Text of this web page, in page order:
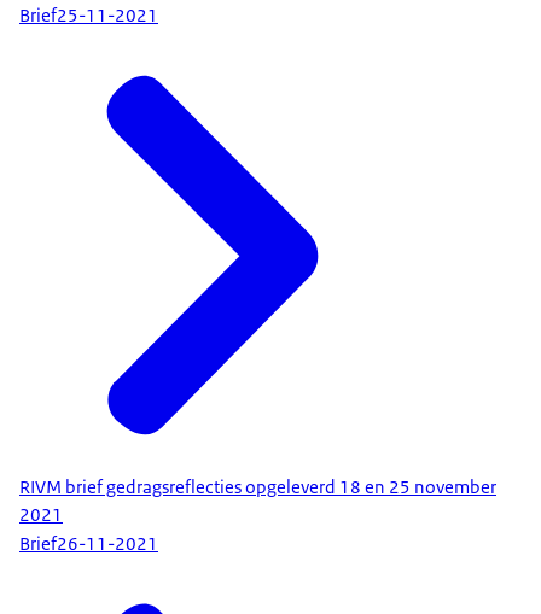
Brief25-11-2021
RIVM brief gedragsreflecties opgeleverd 18 en 25 november
2021
Brief26-11-2021